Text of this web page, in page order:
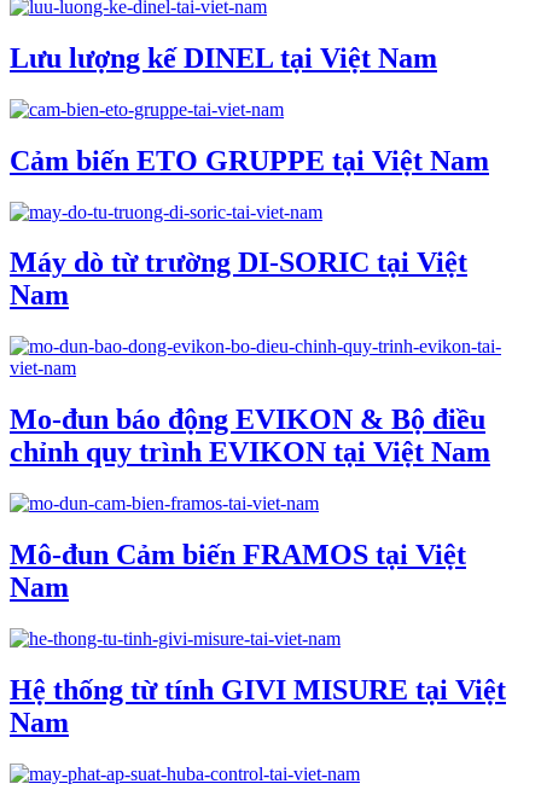
Lưu lượng kế DINEL tại Việt Nam
Cảm biến ETO GRUPPE tại Việt Nam
Máy dò từ trường DI-SORIC tại Việt
Nam
Mo-đun báo động EVIKON & Bộ điều
chỉnh quy trình EVIKON tại Việt Nam
Mô-đun Cảm biến FRAMOS tại Việt
Nam
Hệ thống từ tính GIVI MISURE tại Việt
Nam